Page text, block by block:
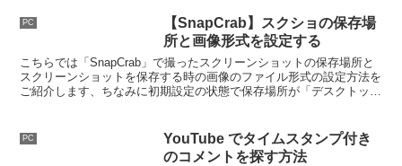
PC
【SnapCrab】スクショの保存場
所と画像形式を設定する
こちらでは「SnapCrab」で撮ったスクリーンショットの保存場所と
スクリーンショットを保存する時の画像のファイル形式の設定方法を
ご紹介します、ちなみに初期設定の状態で保存場所が「デスクトッ
PC
YouTube でタイムスタンプ付き
のコメントを探す方法